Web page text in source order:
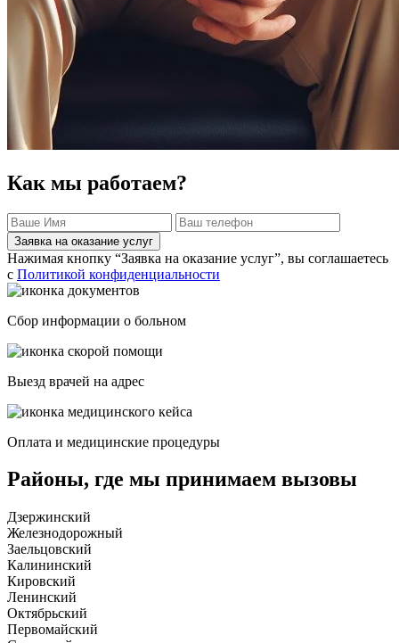
Как мы работаем?
Заявка на оказание услуг
Нажимая кнопку “Заявка на оказание услуг”, вы соглашаетесь
с Политикой конфиденциальности
Сбор информации о больном
Выезд врачей на адрес
Оплата и медицинские процедуры
Районы, где мы принимаем вызовы
Дзержинский
Железнодорожный
Заельцовский
Калининский
Кировский
Ленинский
Октябрьский
Первомайский